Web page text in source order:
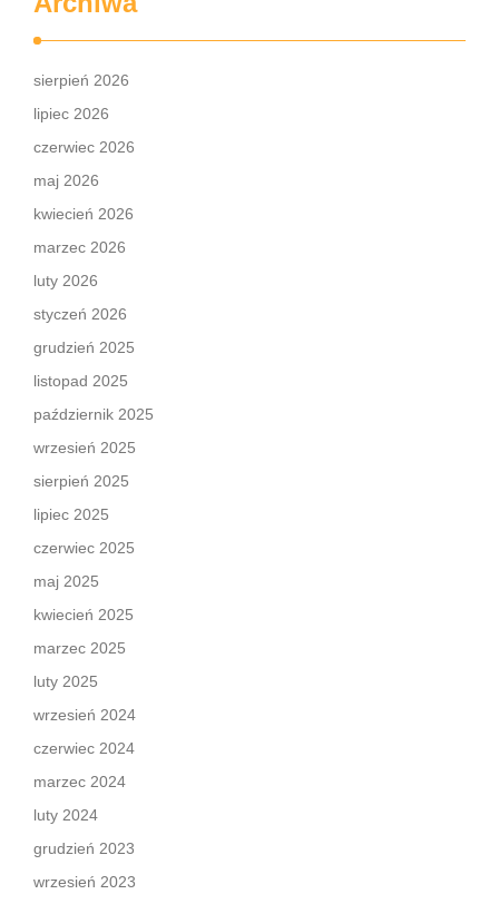
sierpień 2026
lipiec 2026
czerwiec 2026
maj 2026
kwiecień 2026
marzec 2026
luty 2026
styczeń 2026
grudzień 2025
listopad 2025
październik 2025
wrzesień 2025
sierpień 2025
lipiec 2025
czerwiec 2025
maj 2025
kwiecień 2025
marzec 2025
luty 2025
wrzesień 2024
czerwiec 2024
marzec 2024
luty 2024
grudzień 2023
wrzesień 2023